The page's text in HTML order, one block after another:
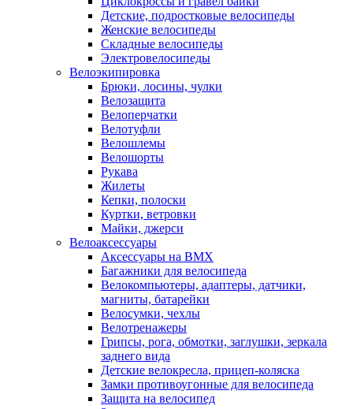
Детские, подростковые велосипеды
Женские велосипеды
Складные велосипеды
Электровелосипеды
Велоэкипировка
Брюки, лосины, чулки
Велозащита
Велоперчатки
Велотуфли
Велошлемы
Велошорты
Рукава
Жилеты
Кепки, полоски
Куртки, ветровки
Майки, джерси
Велоаксессуары
Аксессуары на BMX
Багажники для велосипеда
Велокомпьютеры, адаптеры, датчики,
магниты, батарейки
Велосумки, чехлы
Велотренажеры
Грипсы, рога, обмотки, заглушки, зеркала
заднего вида
Детские велокресла, прицеп-коляска
Замки противоугонные для велосипеда
Защита на велосипед